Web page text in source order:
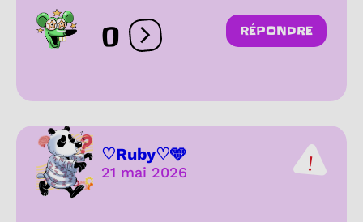
0 Ouvrir les réactions
RÉPONDRE
♡Ruby♡🩵
21 mai 2026